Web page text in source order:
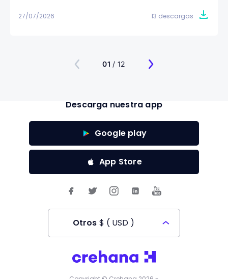
VP de Talento Humano en Emtelco, sobre el papel del
27/07/2026 13 descargas
01 / 12
Descarga nuestra app
Google play
App Store
Otros $ ( USD )